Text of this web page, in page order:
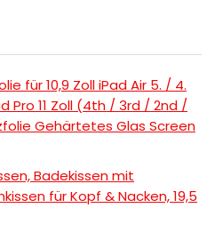
für 10,9 Zoll iPad Air 5. / 4.
Pro 11 Zoll (4th / 3rd / 2nd /
Gehärtetes Glas Screen
Badekissen mit
für Kopf & Nacken, 19,5